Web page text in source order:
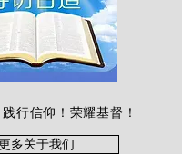
行信仰！荣耀基督！
多关于我们